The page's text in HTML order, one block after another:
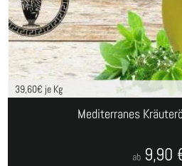
39,60€ je Kg
Mediterranes
ab 9,90